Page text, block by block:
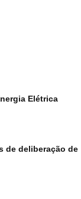
Elétrica
de deliberação de